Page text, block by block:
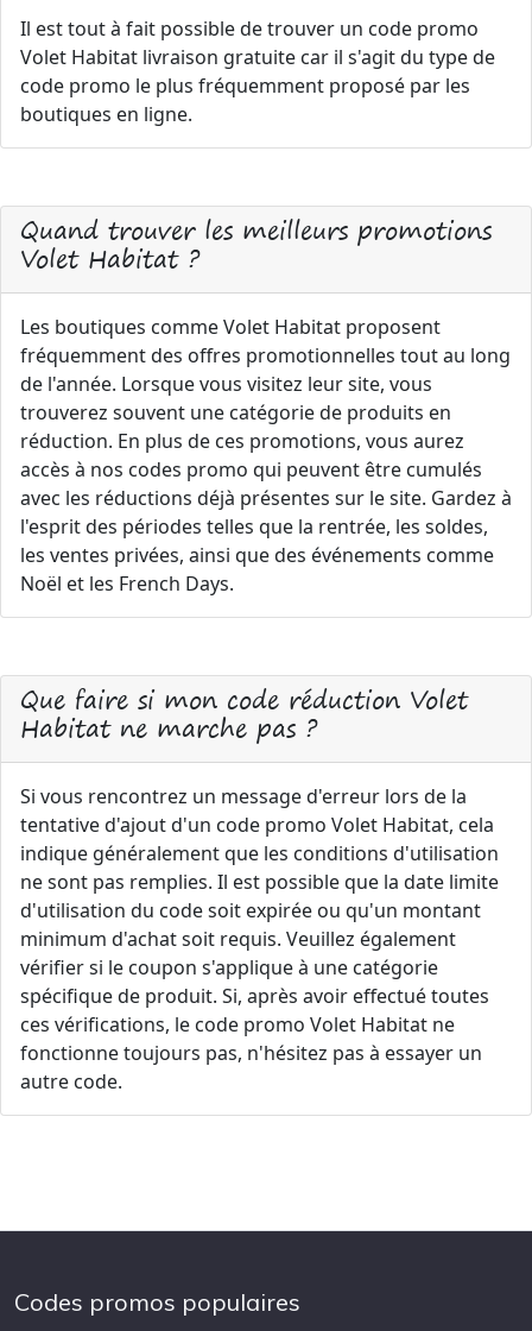
Il est tout à fait possible de trouver un code promo
Volet Habitat livraison gratuite car il s'agit du type de
code promo le plus fréquemment proposé par les
boutiques en ligne.
Quand trouver les meilleurs promotions
Volet Habitat ?
Les boutiques comme Volet Habitat proposent
fréquemment des offres promotionnelles tout au long
de l'année. Lorsque vous visitez leur site, vous
trouverez souvent une catégorie de produits en
réduction. En plus de ces promotions, vous aurez
accès à nos codes promo qui peuvent être cumulés
avec les réductions déjà présentes sur le site. Gardez à
l'esprit des périodes telles que la rentrée, les soldes,
les ventes privées, ainsi que des événements comme
Noël et les French Days.
Que faire si mon code réduction Volet
Habitat ne marche pas ?
Si vous rencontrez un message d'erreur lors de la
tentative d'ajout d'un code promo Volet Habitat, cela
indique généralement que les conditions d'utilisation
ne sont pas remplies. Il est possible que la date limite
d'utilisation du code soit expirée ou qu'un montant
minimum d'achat soit requis. Veuillez également
vérifier si le coupon s'applique à une catégorie
spécifique de produit. Si, après avoir effectué toutes
ces vérifications, le code promo Volet Habitat ne
fonctionne toujours pas, n'hésitez pas à essayer un
autre code.
Codes promos populaires